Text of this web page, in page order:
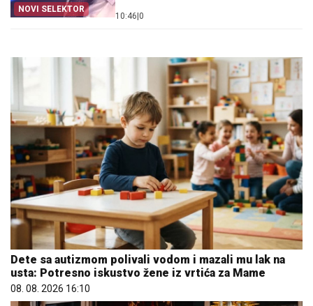
NOVI SELEKTOR
10:46 0
Dete sa autizmom polivali vodom i mazali mu lak na
usta: Potresno iskustvo žene iz vrtića za Mame
08. 08. 2026 16:10